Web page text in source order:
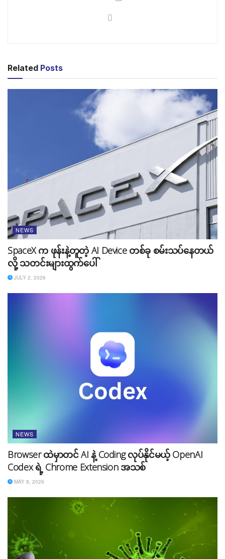
Apple ကလည်း AI အနာဂတ်မှာ နေရာတစ်ခုကို ယူနိုင်ဖို့
လို့ ကြေငြာခဲ့ပါတယ်။ Baidu နှင့် ပူးပေါင်းလိုက်ပါက တရုတ်
နိုင်ငံအတွက် များစွာအကျိုးရှိပြီး Apple အတွက်လည်း
တရုတ်နိုင်ငံက သတ်မှတ်တဲ့ စည်းမျဉ်းစည်းကမ်းတွေကို
တစ်သားတည်း လိုက်နာပြီးသားဖြစ်သွားတာကြောင့် နှစ်ဖက်
လုံးအကျိုးရှိလာနိုင်ပါတယ်။
Related Posts
NEWS
SpaceX က ဖုန်းနဲ့တူတဲ့ AI Device တစ်ခု စမ်းသပ်နေတယ်
လို့ သတင်းများထွက်ပေါ်
JULY 2, 2026
NEWS
Browser ထဲမှာတင် AI နဲ့ Coding လုပ်နိုင်မယ့် OpenAI
Codex ရဲ့ Chrome Extension အသစ်
MAY 8, 2026